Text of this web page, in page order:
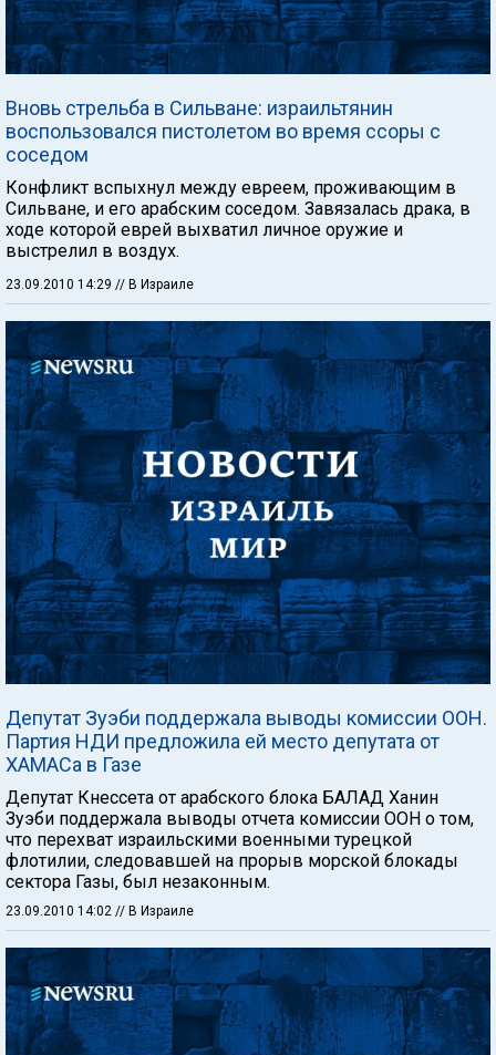
Вновь стрельба в Сильване: израильтянин
воспользовался пистолетом во время ссоры с
соседом
Конфликт вспыхнул между евреем, проживающим в
Сильване, и его арабским соседом. Завязалась драка, в
ходе которой еврей выхватил личное оружие и
выстрелил в воздух.
23.09.2010 14:29 // В Израиле
Депутат Зуэби поддержала выводы комиссии ООН.
Партия НДИ предложила ей место депутата от
ХАМАСа в Газе
Депутат Кнессета от арабского блока БАЛАД Ханин
Зуэби поддержала выводы отчета комиссии ООН о том,
что перехват израильскими военными турецкой
флотилии, следовавшей на прорыв морской блокады
сектора Газы, был незаконным.
23.09.2010 14:02 // В Израиле